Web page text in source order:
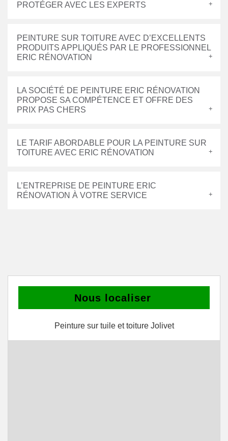
PROTÉGER AVEC LES EXPERTS
PEINTURE SUR TOITURE AVEC D’EXCELLENTS
PRODUITS APPLIQUÉS PAR LE PROFESSIONNEL
ERIC RÉNOVATION
LA SOCIÉTÉ DE PEINTURE ERIC RÉNOVATION
PROPOSE SA COMPÉTENCE ET OFFRE DES
PRIX PAS CHERS
LE TARIF ABORDABLE POUR LA PEINTURE SUR
TOITURE AVEC ERIC RÉNOVATION
L’ENTREPRISE DE PEINTURE ERIC
RÉNOVATION À VOTRE SERVICE
Nous localiser
Peinture sur tuile et toiture Jolivet